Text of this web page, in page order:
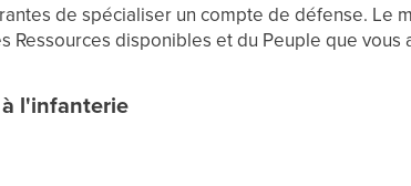
de spécialiser un compte de défense. Le
Ressources disponibles et du Peuple que vous
l'infanterie